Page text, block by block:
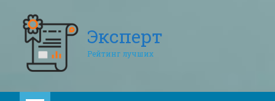
Эксперт
Рейтинг лучших